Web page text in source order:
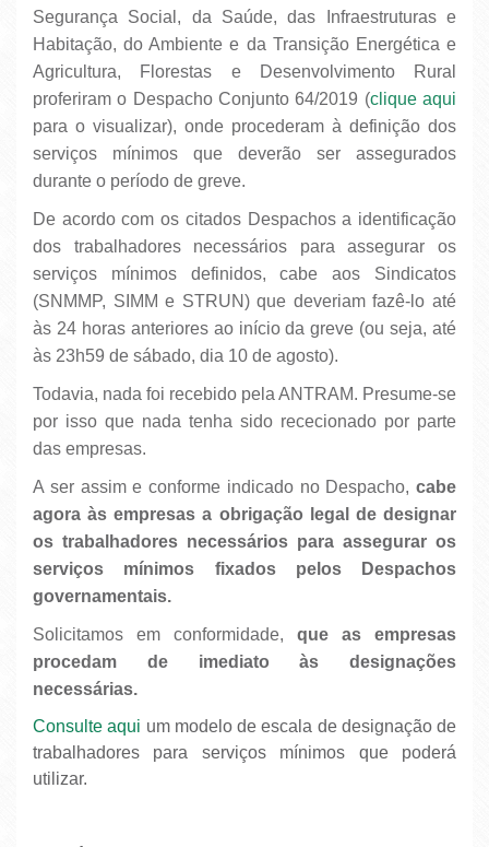
Segurança Social, da Saúde, das Infraestruturas e
Habitação, do Ambiente e da Transição Energética e
Agricultura, Florestas e Desenvolvimento Rural
proferiram o Despacho Conjunto 64/2019 (clique aqui
para o visualizar), onde procederam à definição dos
serviços mínimos que deverão ser assegurados
durante o período de greve.
De acordo com os citados Despachos a identificação
dos trabalhadores necessários para assegurar os
serviços mínimos definidos, cabe aos Sindicatos
(SNMMP, SIMM e STRUN) que deveriam fazê-lo até
às 24 horas anteriores ao início da greve (ou seja, até
às 23h59 de sábado, dia 10 de agosto).
Todavia, nada foi recebido pela ANTRAM. Presume-se
por isso que nada tenha sido rececionado por parte
das empresas.
A ser assim e conforme indicado no Despacho, cabe
agora às empresas a obrigação legal de designar
os trabalhadores necessários para assegurar os
serviços mínimos fixados pelos Despachos
governamentais.
Solicitamos em conformidade, que as empresas
procedam de imediato às designações
necessárias.
Consulte aqui um modelo de escala de designação de
trabalhadores para serviços mínimos que poderá
utilizar.